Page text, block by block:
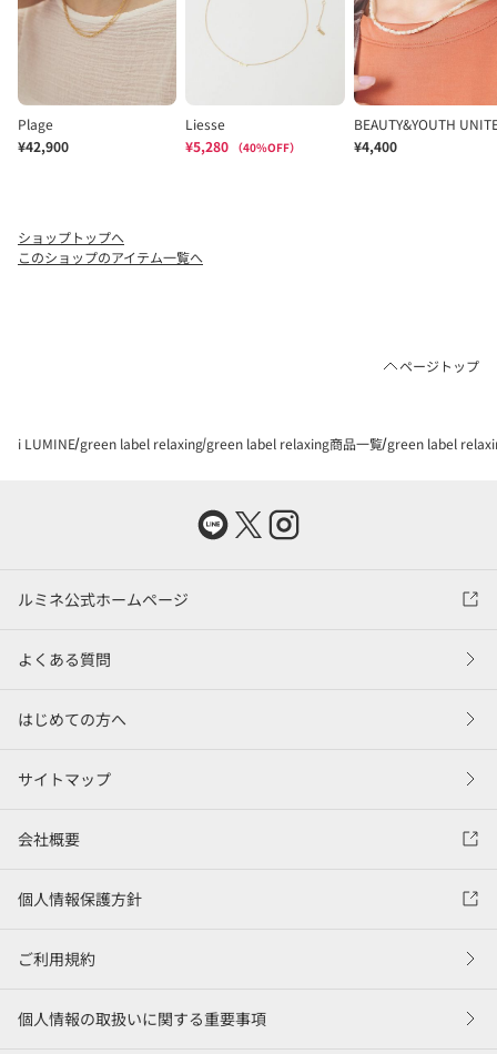
ショップトップへ
このショップのアイテム一覧へ
ページトップ
i LUMINE green label relaxing green label relaxing商品一覧 green label
ルミネ公式ホームページ
よくある質問
はじめての方へ
サイトマップ
会社概要
個人情報保護方針
ご利用規約
個人情報の取扱いに関する重要事項